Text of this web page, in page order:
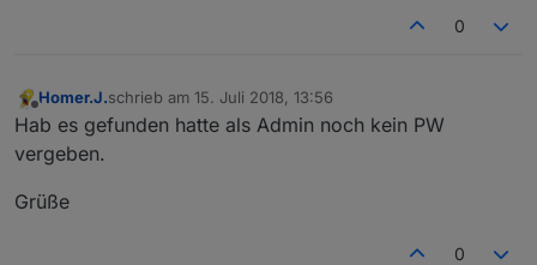
0
Offline
Homer.J.schrieb am 15. Juli 2018, 13:56
zuletzt editiert von
Hab es gefunden hatte als Admin noch kein PW
vergeben.
Grüße
0